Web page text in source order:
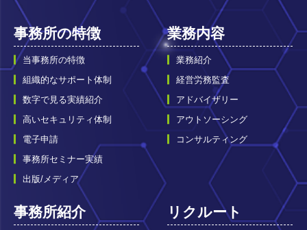
事務所の特徴
当事務所の特徴
組織的なサポート体制
数字で見る実績紹介
高いセキュリティ体制
電子申請
事務所セミナー実績
出版/メディア
業務内容
業務紹介
経営労務監査
アドバイザリー
アウトソーシング
コンサルティング
事務所紹介 リクルート